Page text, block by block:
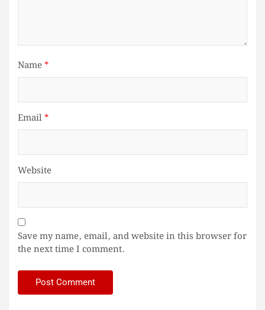
Name*
Email*
Website
Save my name, email, and website in this browser for
the next time I comment.